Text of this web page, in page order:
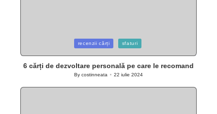
recenzii cărți sfaturi
6 cărți de dezvoltare personală pe care le recomand
Posted
Bycostinneata 22 iulie 2024